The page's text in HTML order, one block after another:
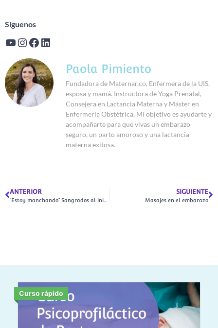
Síguenos
Paola Pimiento
Fundadora de Maternar.co, Enfermera de la UIS,
esposa y mamá. Instructora de Yoga Prenatal,
Consejera en Lactancia Materna y Máster en
Enfermería Obstétrica. Mi objetivo es ayudarte y
acompañarte para que vivas un embarazo
seguro, un parto amoroso y una lactancia
materna exitosa.
ANTERIOR
“Estoy manchando” Sangrados al inicio del embarazo
SIGUIENTE
Masajes en el embarazo
Curso rápido